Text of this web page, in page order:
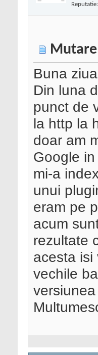
Reputatie:
Buna ziua
Din luna
punct de
la http la
doar am
Google
mi-a
unui
eram pe
acum
rezultate
acesta isi
vechile